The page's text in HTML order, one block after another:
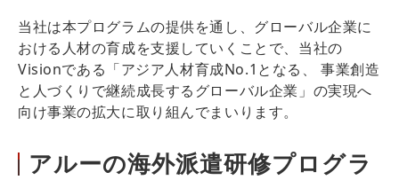
当社は本プログラムの提供を通し、グローバル企業に
おける人材の育成を支援していくことで、当社の
Visionである「アジア人材育成No.1となる、 事業創造
と人づくりで継続成長するグローバル企業」の実現へ
向け事業の拡大に取り組んでまいります。
アルーの海外派遣研修プログラ